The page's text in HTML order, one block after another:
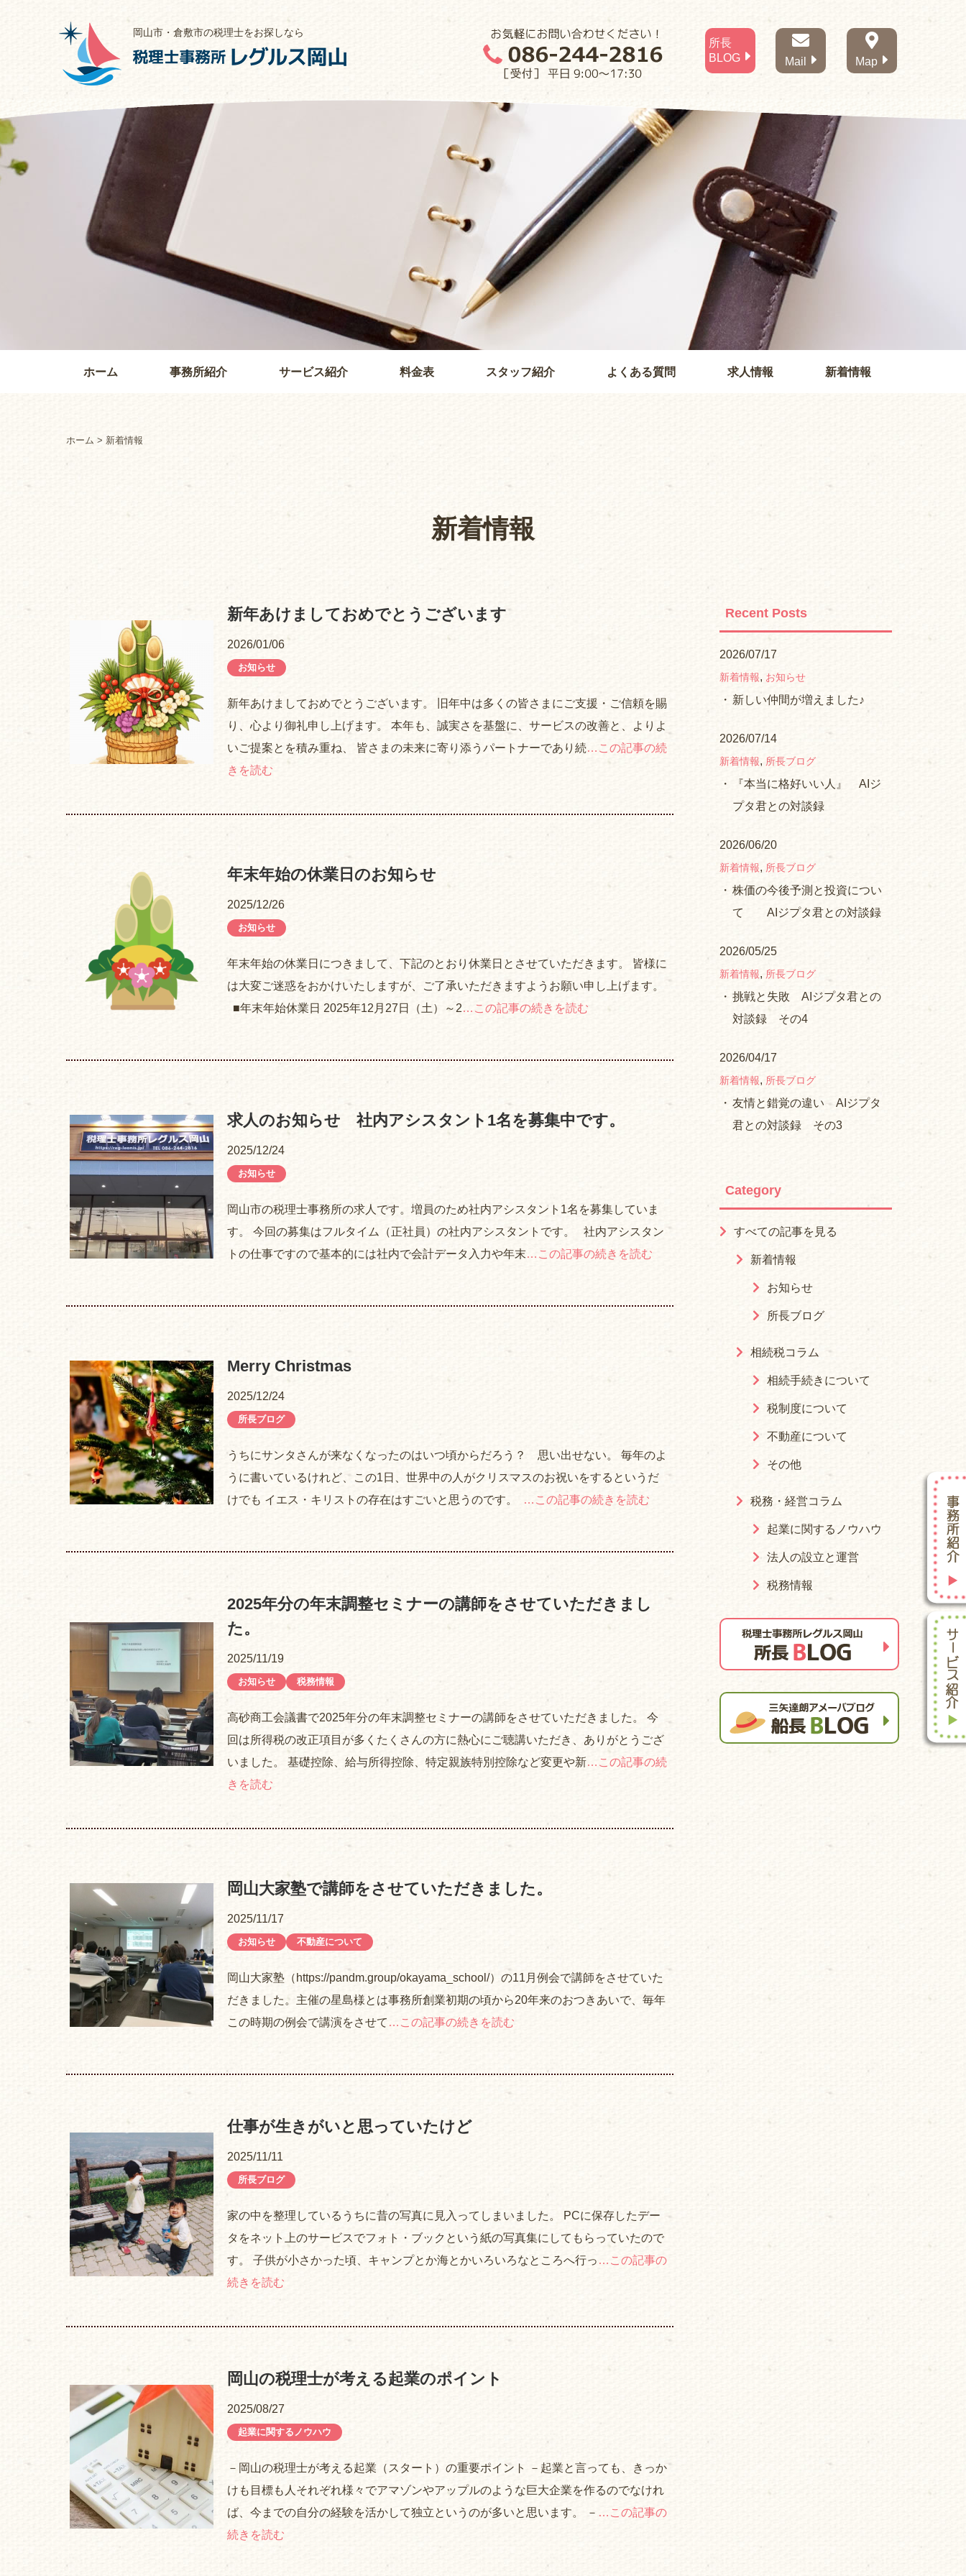
岡山市・倉敷市の税理士をお探しなら
所長
BLOG
Mail Map
ホーム 事務所紹介 サービス紹介 料金表 スタッフ紹介 よくある質問 求人情報 新着情報
ホーム > 新着情報
新着情報
新年あけましておめでとうございます
2026/01/06
お知らせ
新年あけましておめでとうございます。 旧年中は多くの皆さまにご支援・ご信頼を賜
り、心より御礼申し上げます。 本年も、誠実さを基盤に、サービスの改善と、よりよ
いご提案とを積み重ね、 皆さまの未来に寄り添うパートナーであり続…この記事の続
きを読む
年末年始の休業日のお知らせ
2025/12/26
お知らせ
年末年始の休業日につきまして、下記のとおり休業日とさせていただきます。 皆様に
は大変ご迷惑をおかけいたしますが、ご了承いただきますようお願い申し上げます。
■年末年始休業日 2025年12月27日（土）～2…この記事の続きを読む
求人のお知らせ 社内アシスタント1名を募集中です。
2025/12/24
お知らせ
岡山市の税理士事務所の求人です。増員のため社内アシスタント1名を募集していま
す。 今回の募集はフルタイム（正社員）の社内アシスタントです。 社内アシスタン
トの仕事ですので基本的には社内で会計データ入力や年末…この記事の続きを読む
Merry Christmas
2025/12/24
所長ブログ
うちにサンタさんが来なくなったのはいつ頃からだろう？ 思い出せない。 毎年のよ
うに書いているけれど、この1日、世界中の人がクリスマスのお祝いをするというだ
けでも イエス・キリストの存在はすごいと思うのです。
…この記事の続きを読む
2025年分の年末調整セミナーの講師をさせていただきまし
た。
2025/11/19
お知らせ 税務情報
高砂商工会議書で2025年分の年末調整セミナーの講師をさせていただきました。 今
回は所得税の改正項目が多くたくさんの方に熱心にご聴講いただき、ありがとうござ
いました。 基礎控除、給与所得控除、特定親族特別控除など変更や新…この記事の続
きを読む
岡山大家塾で講師をさせていただきました。
2025/11/17
お知らせ 不動産について
岡山大家塾（https://pandm.group/okayama_school/）の11月例会で講師をさせていた
だきました。主催の星島様とは事務所創業初期の頃から20年来のおつきあいで、毎年
この時期の例会で講演をさせて …この記事の続きを読む
仕事が生きがいと思っていたけど
2025/11/11
所長ブログ
家の中を整理しているうちに昔の写真に見入ってしまいました。 PCに保存したデー
タをネット上のサービスでフォト・ブックという紙の写真集にしてもらっていたので
す。 子供が小さかった頃、キャンプとか海とかいろいろなところへ行っ …この記事の
続きを読む
岡山の税理士が考える起業のポイント
2025/08/27
起業に関するノウハウ
－岡山の税理士が考える起業（スタート）の重要ポイント －起業と言っても、きっか
けも目標も人それぞれ様々でアマゾンやアップルのような巨大企業を作るのでなけれ
ば、今までの自分の経験を活かして独立というのが多いと思います。 － …この記事の
続きを読む
Recent Posts
2026/07/17
新着情報, お知らせ
新しい仲間が増えました♪
2026/07/14
新着情報, 所長ブログ
『本当に格好いい人』 AIジ
プタ君との対談録
2026/06/20
新着情報, 所長ブログ
株価の今後予測と投資につい
て AIジプタ君との対談録
2026/05/25
新着情報, 所長ブログ
挑戦と失敗 AIジプタ君との
対談録 その4
2026/04/17
新着情報, 所長ブログ
友情と錯覚の違い AIジプタ
君との対談録 その3
Category
すべての記事を見る
新着情報
お知らせ
所長ブログ
相続税コラム
相続手続きについて
税制度について
不動産について
その他
税務・経営コラム
起業に関するノウハウ
法人の設立と運営
税務情報